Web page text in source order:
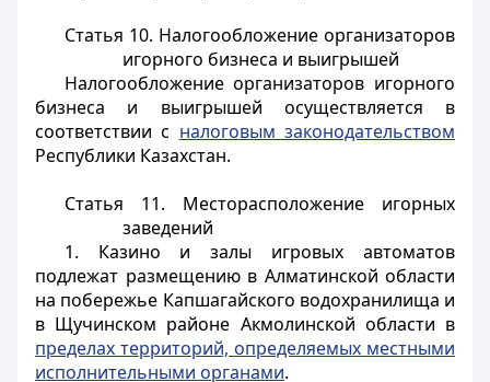
Статья 10. Налогообложение организаторов
игорного бизнеса и выигрышей
Налогообложение организаторов игорного
бизнеса и выигрышей осуществляется в
соответствии с налоговым законодательством
Республики Казахстан.
Статья 11. Месторасположение игорных
заведений
1. Казино и залы игровых автоматов
подлежат размещению в Алматинской области
на побережье Капшагайского водохранилища и
в Щучинском районе Акмолинской области в
пределах территорий, определяемых местными
исполнительными органами.